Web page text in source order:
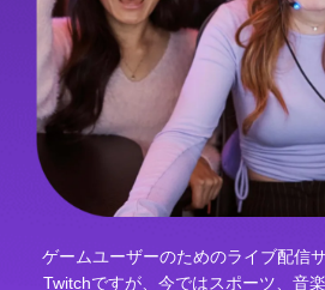
ゲームユーザーのためのライブ配信
Twitchですが、今ではスポーツ、音